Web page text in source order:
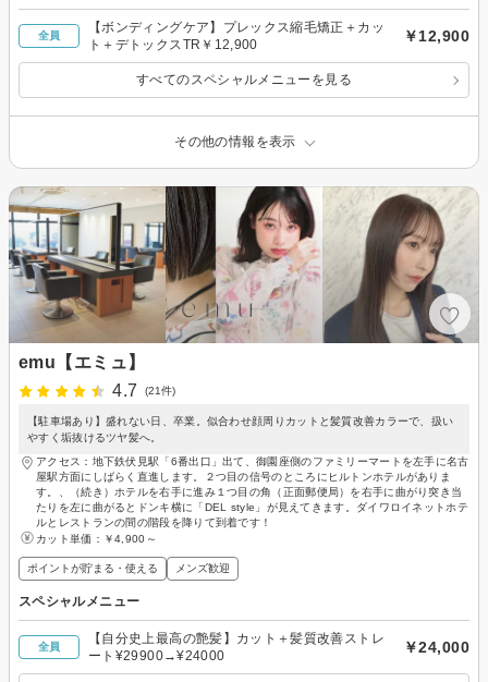
全員
【ボンディングケア】プレックス縮毛矯正＋カッ
ト＋デトックスTR￥12,900
￥12,900
すべてのスペシャルメニューを見る
その他の情報を表示
emu【エミュ】
4.7
(21件)
【駐車場あり】盛れない日、卒業。似合わせ顔周りカットと髪質改善カラーで、扱い
やすく垢抜けるツヤ髪へ。
アクセス：地下鉄伏見駅「6番出口」出て、御園座側のファミリーマートを左手に名古
屋駅方面にしばらく直進します。２つ目の信号のところにヒルトンホテルがありま
す。、（続き）ホテルを右手に進み１つ目の角（正面郵便局）を右手に曲がり突き当
たりを左に曲がるとドンキ横に「DEL style」が見えてきます。ダイワロイネットホテ
ルとレストランの間の階段を降りて到着です！
カット単価： ￥4,900～
ポイントが貯まる・使える メンズ歓迎
スペシャルメニュー
全員
【自分史上最高の艶髪】カット＋髪質改善ストレ
ート¥29900→¥24000
￥24,000